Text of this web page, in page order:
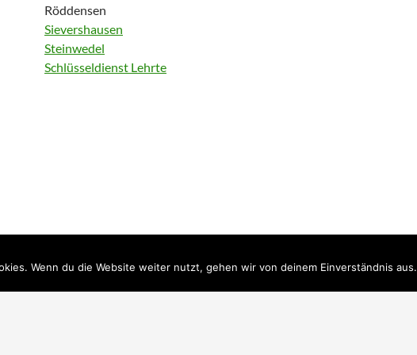
Röddensen
Sievershausen
Steinwedel
Schlüsseldienst Lehrte
Wenn du die Website weiter nutzt, gehen wir von deinem Einverständnis aus.